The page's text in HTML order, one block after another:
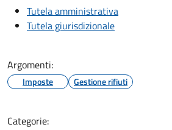
Tutela amministrativa
Tutela giurisdizionale
Argomenti:
Imposte Gestione rifiuti
Categorie: